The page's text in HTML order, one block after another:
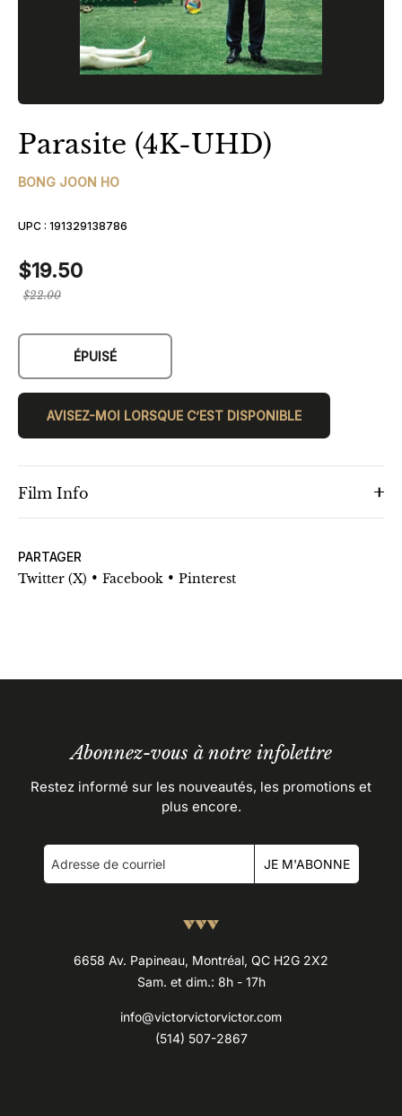
Parasite (4K-UHD)
BONG JOON HO
UPC : 191329138786
$19.50
Prix
$22.00
ÉPUISÉ
AVISEZ-MOI LORSQUE C’EST DISPONIBLE
Film Info
PARTAGER
Twitter (X) • Facebook • Pinterest
Abonnez-vous à notre infolettre
Restez informé sur les nouveautés, les promotions et
plus encore.
JE M'ABONNE
6658 Av. Papineau, Montréal, QC H2G 2X2
Sam. et dim.: 8h - 17h
info@victorvictorvictor.com
(514) 507-2867